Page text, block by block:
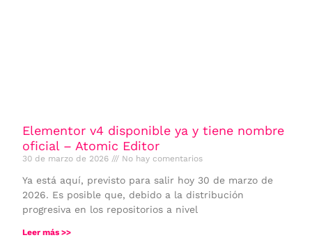
Elementor v4 disponible ya y tiene nombre
oficial – Atomic Editor
30 de marzo de 2026 No hay comentarios
Ya está aquí, previsto para salir hoy 30 de marzo de
2026. Es posible que, debido a la distribución
progresiva en los repositorios a nivel
Leer más >>